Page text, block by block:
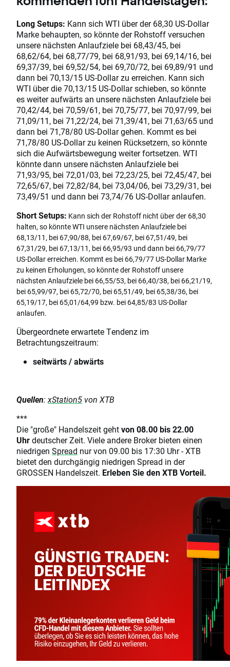
Long Setups: Kann sich WTI über der 68,30 US-Dollar
Marke behaupten, so könnte der Rohstoff versuchen
unsere nächsten Anlaufziele bei 68,43/45, bei
68,62/64, bei 68,77/79, bei 68,91/93, bei 69,14/16, bei
69,37/39, bei 69,52/54, bei 69,70/72, bei 69,89/91 und
dann bei 70,13/15 US-Dollar zu erreichen. Kann sich
WTI über die 70,13/15 US-Dollar schieben, so könnte
es weiter aufwärts an unsere nächsten Anlaufziele bei
70,42/44, bei 70,59/61, bei 70,75/77, bei 70,97/99, bei
71,09/11, bei 71,22/24, bei 71,39/41, bei 71,63/65 und
dann bei 71,78/80 US-Dollar gehen. Kommt es bei
71,78/80 US-Dollar zu keinen Rücksetzern, so könnte
sich die Aufwärtsbewegung weiter fortsetzen. WTI
könnte dann unsere nächsten Anlaufziele bei
71,93/95, bei 72,01/03, bei 72,23/25, bei 72,45/47, bei
72,65/67, bei 72,82/84, bei 73,04/06, bei 73,29/31, bei
73,49/51 und dann bei 73,74/76 US-Dollar anlaufen.
Short Setups: Kann sich der Rohstoff nicht über der 68,30
halten, so könnte WTI unsere nächsten Anlaufziele bei
68,13/11, bei 67,90/88, bei 67,69/67, bei 67,51/49, bei
67,31/29, bei 67,13/11, bei 66,95/93 und dann bei 66,79/77
US-Dollar erreichen. Kommt es bei 66,79/77 US-Dollar Marke
zu keinen Erholungen, so könnte der Rohstoff unsere
nächsten Anlaufziele bei 66,55/53, bei 66,40/38, bei 66,21/19,
bei 65,99/97, bei 65,72/70, bei 65,51/49, bei 65,38/36, bei
65,19/17, bei 65,01/64,99 bzw. bei 64,85/83 US-Dollar
anlaufen.
Übergeordnete erwartete Tendenz im
Betrachtungszeitraum:
seitwärts / abwärts
Quellen:xStation5 von XTB
***
Die "große" Handelszeit gehtvon 08.00 bis 22.00
Uhrdeutscher Zeit. Viele andere Broker bieten einen
niedrigen Spread nur von 09.00 bis 17:30 Uhr - XTB
bietet den durchgängig niedrigen Spread in der
GROSSEN Handelszeit. Erleben Sie den XTB Vorteil.